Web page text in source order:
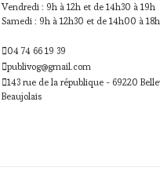
Vendredi : 9h à 12h et de 14h30 à 19h
Samedi : 9h à 12h30 et de 14h00 à
04 74 66 19 39
publivog@gmail.com
143 rue de la république - 69220
Beaujolais